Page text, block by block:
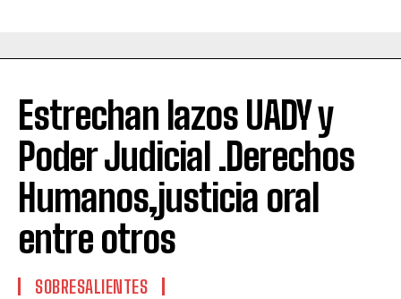
Estrechan lazos UADY y
Poder Judicial .Derechos
Humanos,justicia oral
entre otros
SOBRESALIENTES